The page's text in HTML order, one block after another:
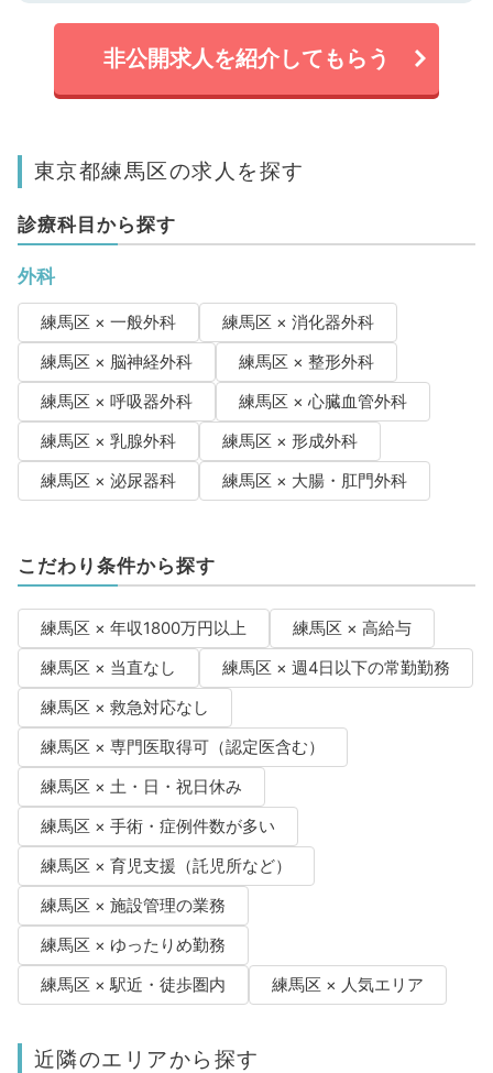
非公開求人を紹介してもらう
東京都練馬区の求人を探す
診療科目から探す
外科
練馬区 × 一般外科
練馬区 × 消化器外科
練馬区 × 脳神経外科
練馬区 × 整形外科
練馬区 × 呼吸器外科
練馬区 × 心臓血管外科
練馬区 × 乳腺外科
練馬区 × 形成外科
練馬区 × 泌尿器科
練馬区 × 大腸・肛門外科
こだわり条件から探す
練馬区 × 年収1800万円以上
練馬区 × 高給与
練馬区 × 当直なし
練馬区 × 週4日以下の常勤勤務
練馬区 × 救急対応なし
練馬区 × 専門医取得可（認定医含む）
練馬区 × 土・日・祝日休み
練馬区 × 手術・症例件数が多い
練馬区 × 育児支援（託児所など）
練馬区 × 施設管理の業務
練馬区 × ゆったりめ勤務
練馬区 × 駅近・徒歩圏内
練馬区 × 人気エリア
近隣のエリアから探す